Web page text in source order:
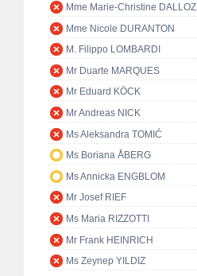
Mme Marie-Christine DALLOZ
Mme Nicole DURANTON
M. Filippo LOMBARDI
Mr Duarte MARQUES
Mr Eduard KÖCK
Mr Andreas NICK
Ms Aleksandra TOMIĆ
Ms Boriana ÅBERG
Ms Annicka ENGBLOM
Mr Josef RIEF
Ms Maria RIZZOTTI
Mr Frank HEINRICH
Ms Zeynep YILDIZ